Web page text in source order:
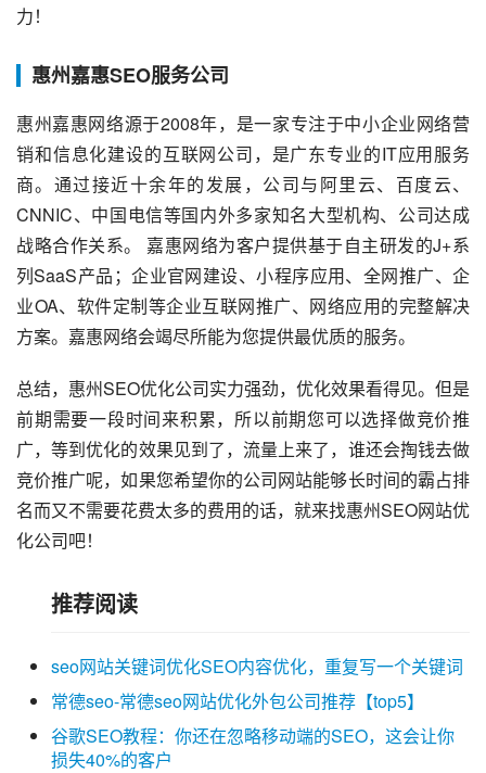
力！
惠州嘉惠SEO服务公司
惠州嘉惠网络源于2008年，是一家专注于中小企业网络营
销和信息化建设的互联网公司，是广东专业的IT应用服务
商。通过接近十余年的发展，公司与阿里云、百度云、
CNNIC、中国电信等国内外多家知名大型机构、公司达成
战略合作关系。 嘉惠网络为客户提供基于自主研发的J+系
列SaaS产品；企业官网建设、小程序应用、全网推广、企
业OA、软件定制等企业互联网推广、网络应用的完整解决
方案。嘉惠网络会竭尽所能为您提供最优质的服务。
总结，惠州SEO优化公司实力强劲，优化效果看得见。但是
前期需要一段时间来积累，所以前期您可以选择做竞价推
广，等到优化的效果见到了，流量上来了，谁还会掏钱去做
竞价推广呢，如果您希望你的公司网站能够长时间的霸占排
名而又不需要花费太多的费用的话，就来找惠州SEO网站优
化公司吧！
推荐阅读
seo网站关键词优化SEO内容优化，重复写一个关键词
常德seo-常德seo网站优化外包公司推荐【top5】
谷歌SEO教程：你还在忽略移动端的SEO，这会让你
损失40%的客户